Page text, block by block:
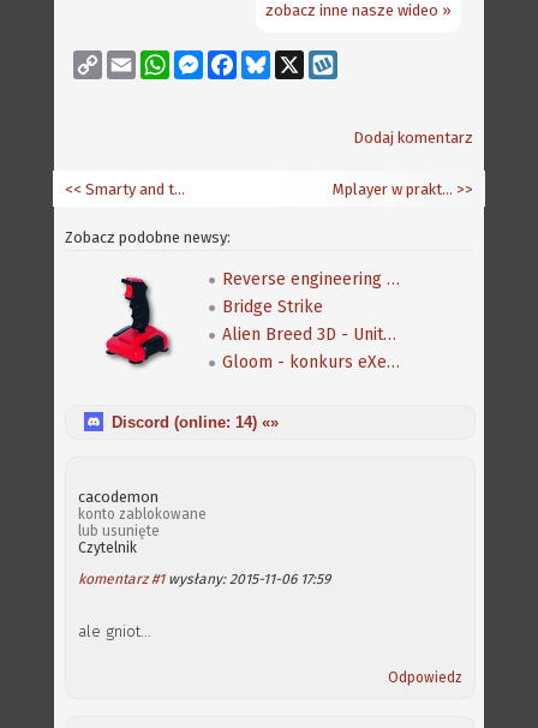
zobacz inne nasze wideo »
Copy
Link
Email WhatsAppMessenger
FacebookBluesky
Dodaj komentarz
Mplayer w praktyce >>
<< Smarty and the nasty Gluttons
Zobacz podobne newsy:
Reverse engineering klasycznej gry Speedball 2
Bridge Strike
Alien Breed 3D - Unity Re-Edited
Gloom - konkurs eXeca na nową mapę
Discord (online: 14) «»
cacodemon
konto zablokowane
lub usunięte
Czytelnik
komentarz #1wysłany: 2015-11-06 17:59
ale gniot...
Odpowiedz